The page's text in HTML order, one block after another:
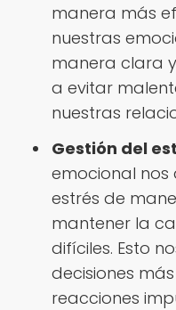
manera más
nuestras
manera clara
a evitar
nuestras
Gestión del
emocional
estrés de
mantener la
difíciles. Esto
decisiones
reacciones